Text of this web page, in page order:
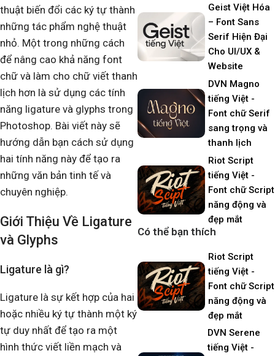
thuật biến đổi các ký tự thành
những tác phẩm nghệ thuật
nhỏ. Một trong những cách
để nâng cao khả năng font
chữ và làm cho chữ viết thanh
lịch hơn là sử dụng các tính
năng ligature và glyphs trong
Photoshop. Bài viết này sẽ
hướng dẫn bạn cách sử dụng
hai tính năng này để tạo ra
những văn bản tinh tế và
chuyên nghiệp.
Giới Thiệu Về Ligature
và Glyphs
Ligature là gì?
Ligature là sự kết hợp của hai
hoặc nhiều ký tự thành một ký
tự duy nhất để tạo ra một
hình thức viết liền mạch và
Geist Việt Hóa
– Font Sans
Serif Hiện Đại
Cho UI/UX &
Website
DVN Magno
tiếng Việt -
Font chữ Serif
sang trọng và
thanh lịch
Riot Script
tiếng Việt -
Font chữ Script
năng động và
đẹp mắt
Có thể bạn thích
Riot Script
tiếng Việt -
Font chữ Script
năng động và
đẹp mắt
DVN Serene
tiếng Việt -